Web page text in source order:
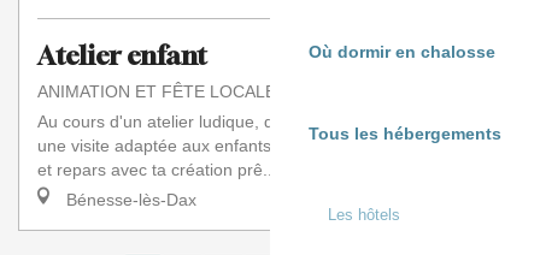
Où dormir en chalosse
Tous les hébergements
Les hôtels
Atelier enfant
ANIMATION ET FÊTE LOCALE
Au cours d'un atelier ludique, découvre le moulin à travers
une visite adaptée aux enfants. Fabrique ton propre moulin
et repars avec ta création prê...
Bénesse-lès-Dax